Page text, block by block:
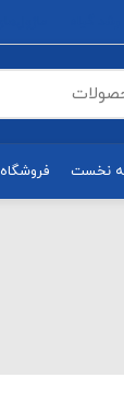
نخست فروشگاه